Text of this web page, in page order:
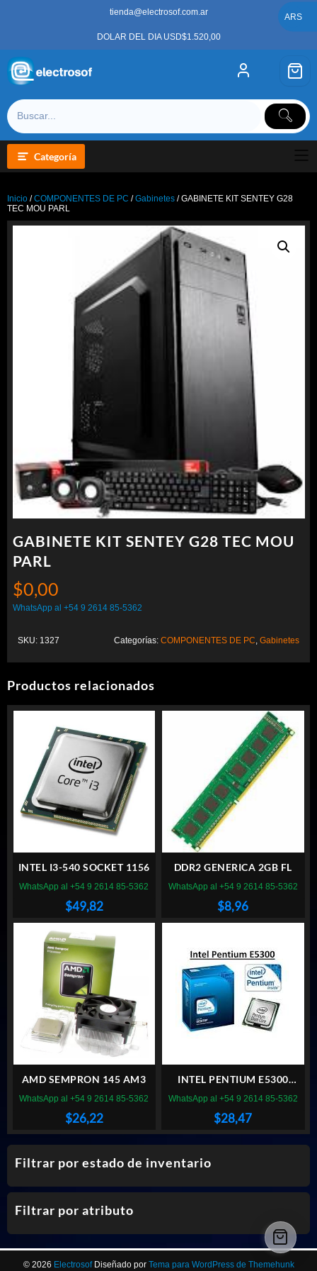
tienda@electrosof.com.ar
DOLAR DEL DIA USD$1.520,00
Categoría
Filtrar por estado de inventario
Filtrar por atributo
Inicio /COMPONENTES DE PC /Gabinetes / GABINETE KIT SENTEY G28
TEC MOU PARL
GABINETE KIT SENTEY G28 TEC MOU
PARL
$0,00
WhatsApp al +54 9 2614 85-5362
SKU: 1327 Categorías: COMPONENTES DE PC Gabinetes
Productos relacionados
INTEL I3-540 SOCKET 1156
$49,82
WhatsApp al +54 9 2614 85-5362
DDR2 GENERICA 2GB FL
$8,96
WhatsApp al +54 9 2614 85-5362
AMD SEMPRON 145 AM3
$26,22
WhatsApp al +54 9 2614 85-5362
INTEL PENTIUM E5300
SOCKET 775
$28,47
WhatsApp al +54 9 2614 85-5362
© 2026 Electrosof Diseñado por Tema para WordPress de Themehunk
ARS